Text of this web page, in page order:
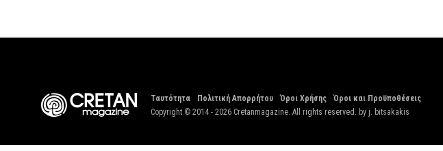
Ταυτότητα Πολιτική Απορρήτου Όροι Χρήσης
Όροι και Προϋποθέσεις
Copyright © 2014 - 2026 Cretanmagazine. All rights reserved. by j. bitsakakis